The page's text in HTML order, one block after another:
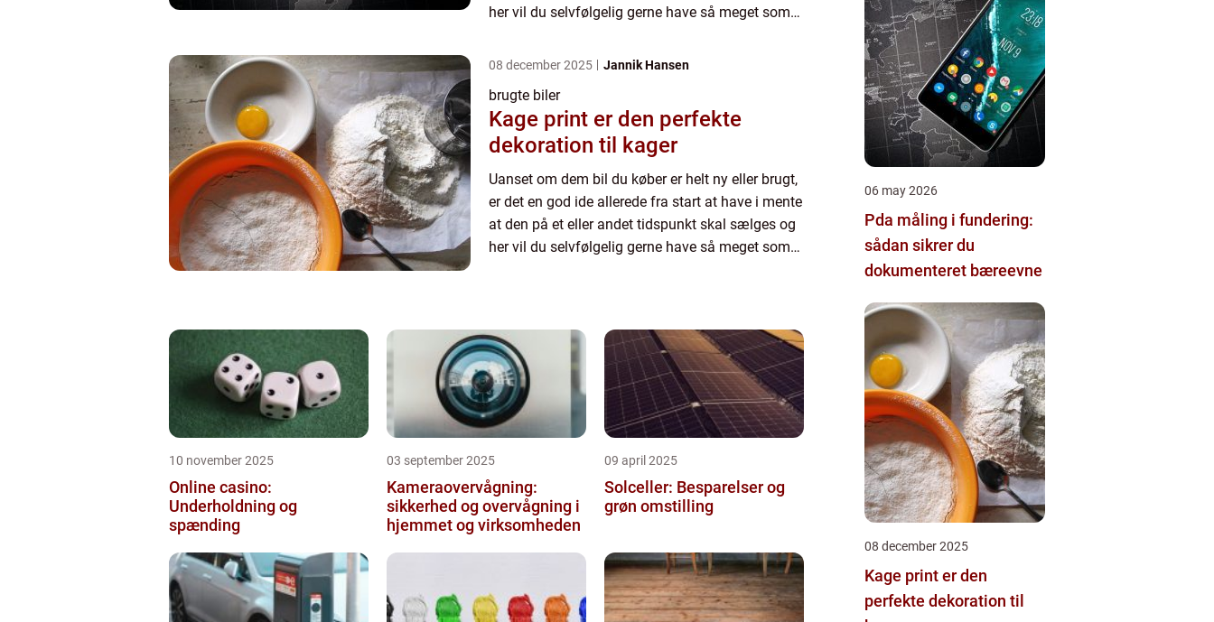
her vil du selvfølgelig gerne have så meget som
08 december 2025 Jannik Hansen
brugte biler
Kage print er den perfekte
dekoration til kager
Uanset om dem bil du køber er helt ny eller brugt,
er det en god ide allerede fra start at have i mente
at den på et eller andet tidspunkt skal sælges og
her vil du selvfølgelig gerne have så meget som
10 november 2025
Online casino:
Underholdning og
spænding
03 september 2025
Kameraovervågning:
sikkerhed og overvågning i
hjemmet og virksomheden
09 april 2025
Solceller: Besparelser og
grøn omstilling
06 may 2026
Pda måling i fundering:
sådan sikrer du
dokumenteret bæreevne
08 december 2025
Kage print er den
perfekte dekoration til